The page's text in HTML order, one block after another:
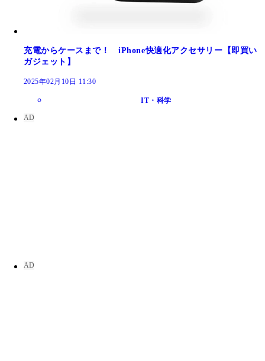
充電からケースまで！ iPhone快適化アクセサリー【即買い
ガジェット】
2025年02月10日 11:30
IT・科学